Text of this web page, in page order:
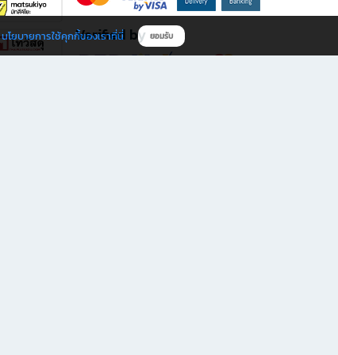
Verified by
นโยบายการใช้คุกกี้ของเราที่นี่ ยอมรับ